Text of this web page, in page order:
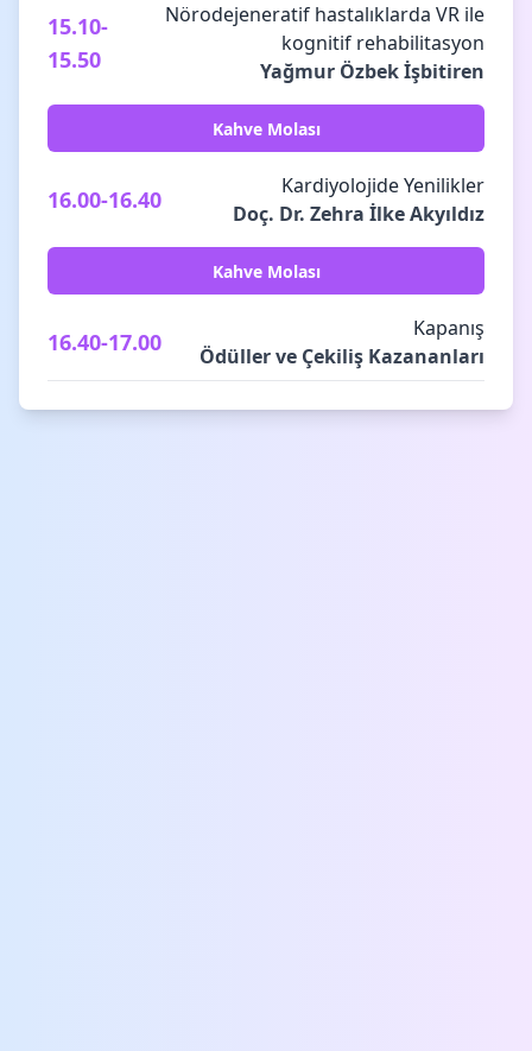
15.10-
15.50
Nörodejeneratif hastalıklarda VR ile
kognitif rehabilitasyon
Yağmur Özbek İşbitiren
Kahve Molası
16.00-16.40
Kardiyolojide Yenilikler
Doç. Dr. Zehra İlke Akyıldız
Kahve Molası
16.40-17.00
Kapanış
Ödüller ve Çekiliş Kazananları